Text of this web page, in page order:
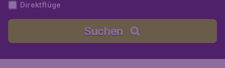
Direktflüge
Suchen